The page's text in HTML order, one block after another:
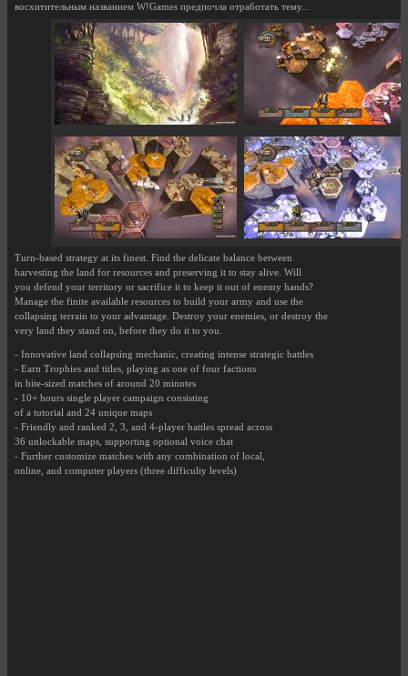
восхитительным названием W!Games предпочла отработать тему...
Turn-based strategy at its finest. Find the delicate balance between
harvesting the land for resources and preserving it to stay alive. Will
you defend your territory or sacrifice it to keep it out of enemy hands?
Manage the finite available resources to build your army and use the
collapsing terrain to your advantage. Destroy your enemies, or destroy the
very land they stand on, before they do it to you.
- Innovative land collapsing mechanic, creating intense strategic battles
- Earn Trophies and titles, playing as one of four factions
in bite-sized matches of around 20 minutes
- 10+ hours single player campaign consisting
of a tutorial and 24 unique maps
- Friendly and ranked 2, 3, and 4-player battles spread across
36 unlockable maps, supporting optional voice chat
- Further customize matches with any combination of local,
online, and computer players (three difficulty levels)